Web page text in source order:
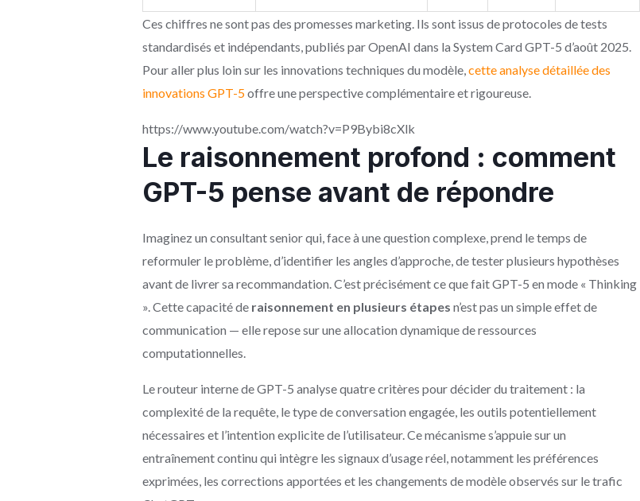
Ces chiffres ne sont pas des promesses marketing. Ils sont issus de protocoles de tests
standardisés et indépendants, publiés par OpenAI dans la System Card GPT-5 d’août 2025.
Pour aller plus loin sur les innovations techniques du modèle,cette analyse détaillée des
innovations GPT-5offre une perspective complémentaire et rigoureuse.
https://www.youtube.com/watch?v=P9Bybi8cXlk
Le raisonnement profond : comment
GPT-5 pense avant de répondre
Imaginez un consultant senior qui, face à une question complexe, prend le temps de
reformuler le problème, d’identifier les angles d’approche, de tester plusieurs hypothèses
avant de livrer sa recommandation. C’est précisément ce que fait GPT-5 en mode « Thinking
». Cette capacité de raisonnement en plusieurs étapes n’est pas un simple effet de
communication — elle repose sur une allocation dynamique de ressources
computationnelles.
Le routeur interne de GPT-5 analyse quatre critères pour décider du traitement : la
complexité de la requête, le type de conversation engagée, les outils potentiellement
nécessaires et l’intention explicite de l’utilisateur. Ce mécanisme s’appuie sur un
entraînement continu qui intègre les signaux d’usage réel, notamment les préférences
exprimées, les corrections apportées et les changements de modèle observés sur le trafic